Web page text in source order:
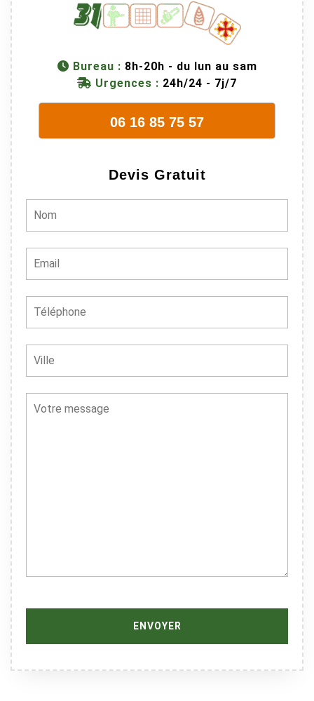
Bureau : 8h-20h - du lun au sam
Urgences : 24h/24 - 7j/7
06 16 85 75 57
Devis Gratuit